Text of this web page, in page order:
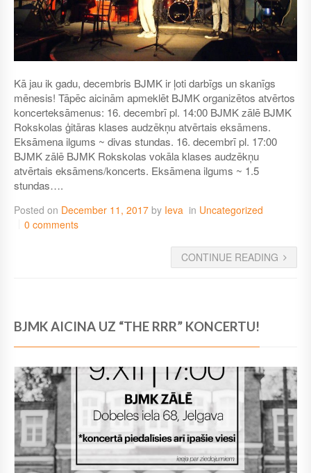
Kā jau ik gadu, decembris BJMK ir ļoti darbīgs un skanīgs
mēnesis! Tāpēc aicinām apmeklēt BJMK organizētos atvērtos
koncerteksāmenus: 16. decembrī pl. 14:00 BJMK zālē BJMK
Rokskolas ģitāras klases audzēkņu atvērtais eksāmens.
Eksāmena ilgums ~ divas stundas. 16. decembrī pl. 17:00
BJMK zālē BJMK Rokskolas vokāla klases audzēkņu
atvērtais eksāmens/koncerts. Eksāmena ilgums ~ 1.5
stundas….
Posted on December 11, 2017 by Ieva in Uncategorized
0 comments
CONTINUE READING
BJMK AICINA UZ “THE RRR” KONCERTU!